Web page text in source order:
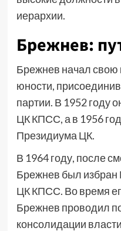
иерархии.
Брежнев:
Брежнев начал свою
юности,
партии. В 1952 году
ЦК КПСС, а в 1956
Президиума ЦК.
В 1964 году, после
Брежнев был избран
ЦК КПСС. Во время
Брежнев проводил
консолидации